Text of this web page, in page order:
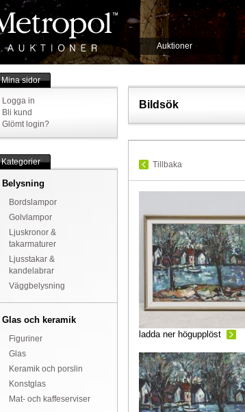
Auktioner
Mina sidor
Logga in
Bli kund
Glömt login?
Kategorier
Belysning
Bordslampor
Golvlampor
Ljuskronor &
takarmaturer
Ljusstakar &
kandelabrar
Väggbelysning
Glas och keramik
Figuriner
Glas
Keramik och porslin
Konstglas
Mat- och kaffeserviser
Bildsök
Tillbaka
ladda ner högupplöst